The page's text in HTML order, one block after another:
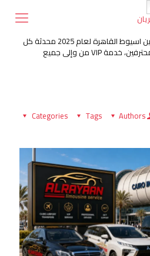
تعرف على أحدث اسعار ليموزين اسيوط القاهرة لعام 2025 محدثة كل
عام . سيارات فاخرة، سائقين محترفين، خدمة VIP من وإلى جميع
Categories Tags Authors